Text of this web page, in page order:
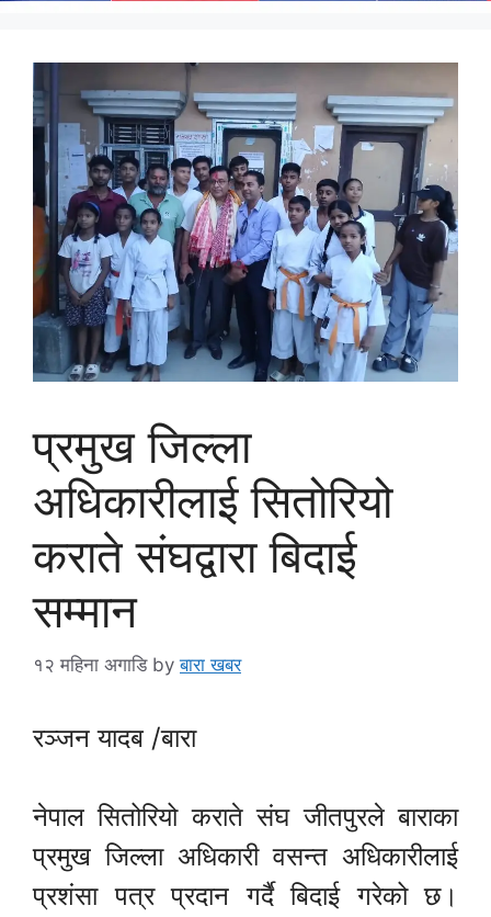
प्रमुख जिल्ला
अधिकारीलाई सितोरियो
कराते संघद्वारा बिदाई
सम्मान
१२ महिना अगाडि byबारा खबर
रञ्जन यादब /बारा
नेपाल सितोरियो कराते संघ जीतपुरले बाराका
प्रमुख जिल्ला अधिकारी वसन्त अधिकारीलाई
प्रशंसा पत्र प्रदान गर्दै बिदाई गरेको छ।